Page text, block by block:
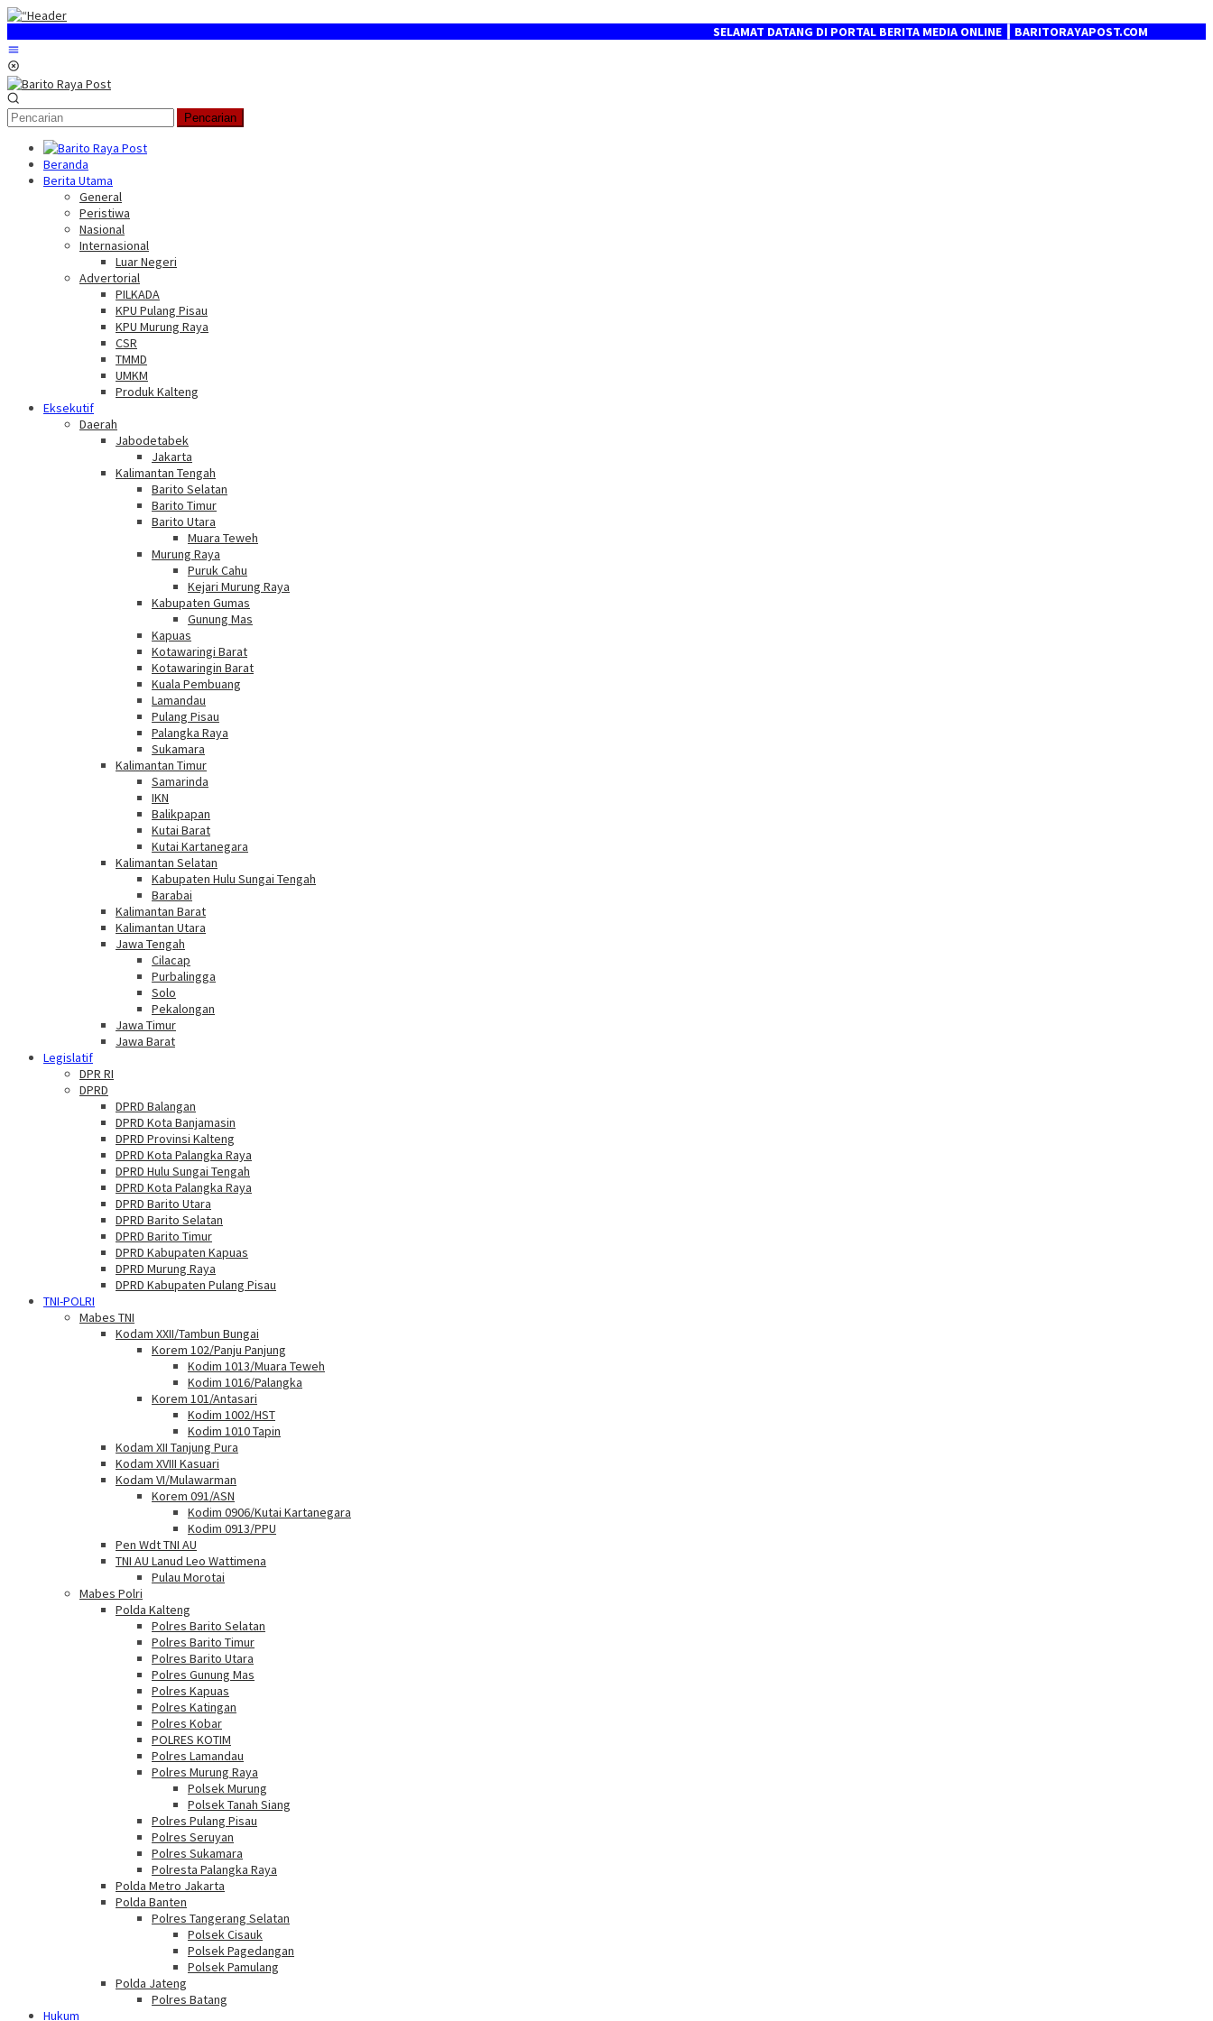
Loncat
konten
SELAMAT DATANG DI PORTAL BERITA MEDIA ONLINE ┃ BARITORAYAPOST.COM
Pencarian
Beranda
Berita Utama
General
Peristiwa
Nasional
Internasional
Luar Negeri
Advertorial
PILKADA
KPU Pulang Pisau
KPU Murung Raya
CSR
TMMD
UMKM
Produk Kalteng
Eksekutif
Daerah
Jabodetabek
Jakarta
Kalimantan Tengah
Barito Selatan
Barito Timur
Barito Utara
Muara Teweh
Murung Raya
Puruk Cahu
Kejari Murung Raya
Kabupaten Gumas
Gunung Mas
Kapuas
Kotawaringi Barat
Kotawaringin Barat
Kuala Pembuang
Lamandau
Pulang Pisau
Palangka Raya
Sukamara
Kalimantan Timur
Samarinda
IKN
Balikpapan
Kutai Barat
Kutai Kartanegara
Kalimantan Selatan
Kabupaten Hulu Sungai Tengah
Barabai
Kalimantan Barat
Kalimantan Utara
Jawa Tengah
Cilacap
Purbalingga
Solo
Pekalongan
Jawa Timur
Jawa Barat
Legislatif
DPR RI
DPRD
DPRD Balangan
DPRD Kota Banjamasin
DPRD Provinsi Kalteng
DPRD Kota Palangka Raya
DPRD Hulu Sungai Tengah
DPRD Kota Palangka Raya
DPRD Barito Utara
DPRD Barito Selatan
DPRD Barito Timur
DPRD Kabupaten Kapuas
DPRD Murung Raya
DPRD Kabupaten Pulang Pisau
TNI-POLRI
Mabes TNI
Kodam XXII/Tambun Bungai
Korem 102/Panju Panjung
Kodim 1013/Muara Teweh
Kodim 1016/Palangka
Korem 101/Antasari
Kodim 1002/HST
Kodim 1010 Tapin
Kodam XII Tanjung Pura
Kodam XVIII Kasuari
Kodam VI/Mulawarman
Korem 091/ASN
Kodim 0906/Kutai Kartanegara
Kodim 0913/PPU
Pen Wdt TNI AU
TNI AU Lanud Leo Wattimena
Pulau Morotai
Mabes Polri
Polda Kalteng
Polres Barito Selatan
Polres Barito Timur
Polres Barito Utara
Polres Gunung Mas
Polres Kapuas
Polres Katingan
Polres Kobar
POLRES KOTIM
Polres Lamandau
Polres Murung Raya
Polsek Murung
Polsek Tanah Siang
Polres Pulang Pisau
Polres Seruyan
Polres Sukamara
Polresta Palangka Raya
Polda Metro Jakarta
Polda Banten
Polres Tangerang Selatan
Polsek Cisauk
Polsek Pagedangan
Polsek Pamulang
Polda Jateng
Polres Batang
Hukum